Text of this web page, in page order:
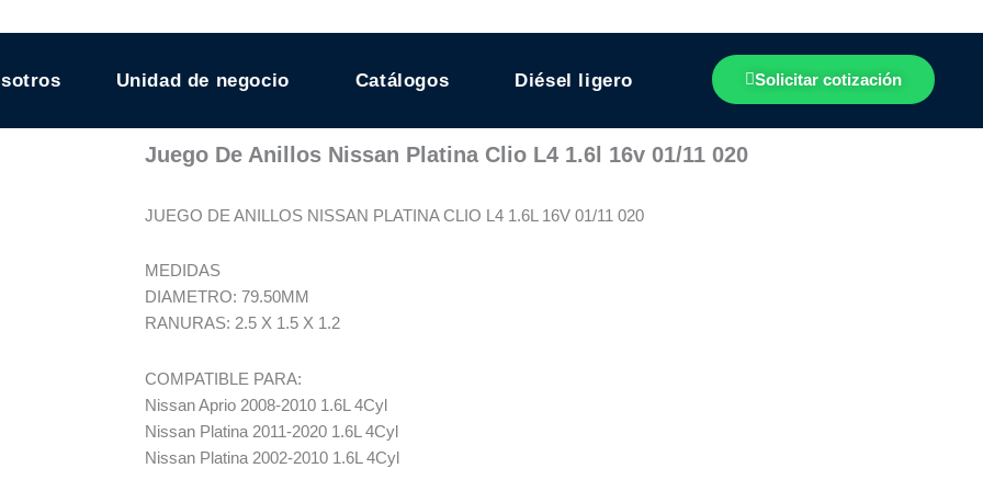
Unidad de negocio Catálogos Diésel ligero Solicitar cotización
Juego De Anillos Nissan Platina Clio L4 1.6l 16v 01/11 020
JUEGO DE ANILLOS NISSAN PLATINA CLIO L4 1.6L 16V 01/11 020
MEDIDAS
DIAMETRO: 79.50MM
RANURAS: 2.5 X 1.5 X 1.2
COMPATIBLE PARA:
Nissan Aprio 2008-2010 1.6L 4Cyl
Nissan Platina 2011-2020 1.6L 4Cyl
Nissan Platina 2002-2010 1.6L 4Cyl